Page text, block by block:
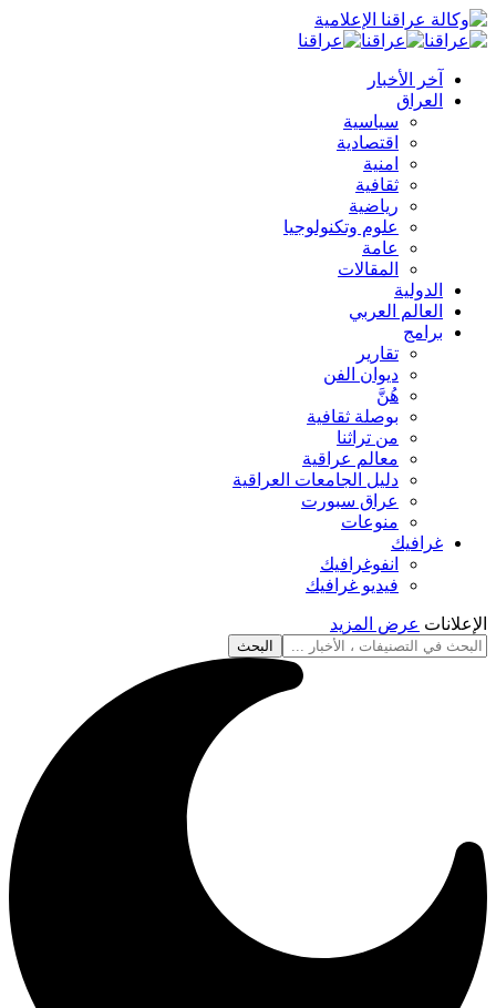
آخر الأخبار
العراق
سياسية
اقتصادية
امنية
ثقافية
رياضية
علوم وتكنولوجيا
عامة
المقالات
الدولية
العالم العربي
برامج
تقارير
ديوان الفن
هُنَّ
بوصلة ثقافية
من تراثنا
معالم عراقية
دليل الجامعات العراقية
عراق سبورت
منوعات
غرافيك
انفوغرافيك
فيديو غرافيك
الإعلانات عرض المزيد